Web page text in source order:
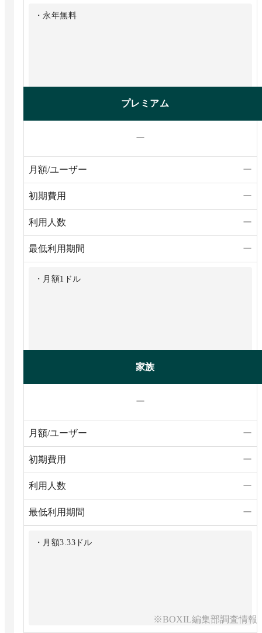
・永年無料
プレミアム
ー
月額/ユーザー ー
初期費用 ー
利用人数 ー
最低利用期間 ー
・月額1ドル
家族
ー
月額/ユーザー ー
初期費用 ー
利用人数 ー
最低利用期間 ー
・月額3.33ドル
※BOXIL編集部調査情報